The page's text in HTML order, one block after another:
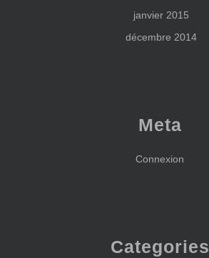
janvier 2015
décembre 2014
Meta
Connexion
Categories